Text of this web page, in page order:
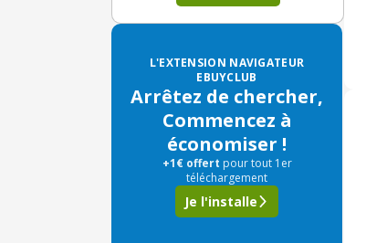
L'EXTENSION NAVIGATEUR
EBUYCLUB
Arrêtez de chercher,
Commencez à
économiser !
+1€ offert pour tout 1er
téléchargement
Je l'installe